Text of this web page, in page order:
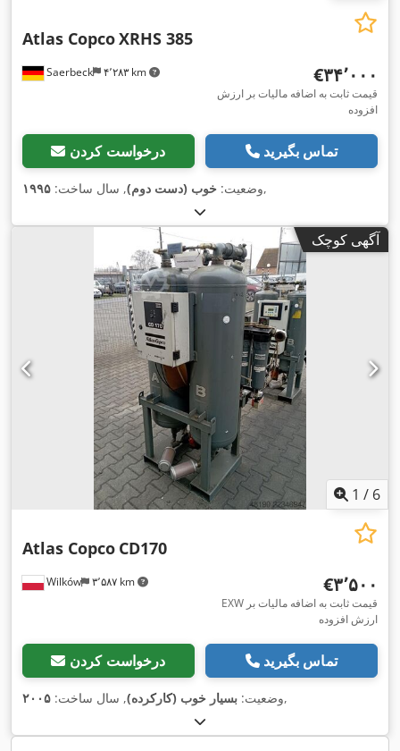
Saerbeck ۴٬۲۸۳ km
Atlas CopcoXRHS 385
‎€۳۴٬۰۰۰
قیمت ثابت به اضافه مالیات بر ارزش
افزوده
درخواست کردن تماس بگیرید
وضعیت: خوب (دست دوم), سال ساخت: ۱۹۹۵ ,
آگهی کوچک
1 / 6
Wilków ۳٬۵۸۷ km
Atlas Copco CD170
‎€۳٬۵۰۰
EXW قیمت ثابت به اضافه مالیات بر
ارزش افزوده
درخواست کردن تماس بگیرید
وضعیت: بسیار خوب (کارکرده), سال ساخت: ۲۰۰۵ ,